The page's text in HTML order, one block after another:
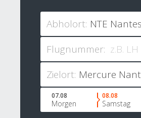
Abholort:
Flugnummer:
Zielort:
07.08
Morgen
08.08
Samstag